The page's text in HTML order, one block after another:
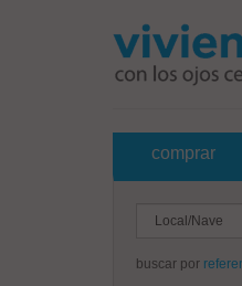
comprar
buscar por